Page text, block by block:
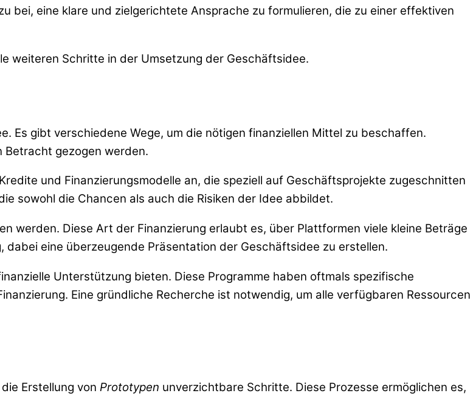
bei, eine klare und zielgerichtete Ansprache zu formulieren, die zu einer effektiven
weiteren Schritte in der Umsetzung der Geschäftsidee.
Es gibt verschiedene Wege, um die nötigen finanziellen Mittel zu beschaffen.
Betracht gezogen werden.
und Finanzierungsmodelle an, die speziell auf Geschäftsprojekte zugeschnitten
sowohl die Chancen als auch die Risiken der Idee abbildet.
werden. Diese Art der Finanzierung erlaubt es, über Plattformen viele kleine Beträge
eine überzeugende Präsentation der Geschäftsidee zu erstellen.
Unterstützung bieten. Diese Programme haben oftmals spezifische
Eine gründliche Recherche ist notwendig, um alle verfügbaren Ressourcen
Erstellung von Prototypen unverzichtbare Schritte. Diese Prozesse ermöglichen es,